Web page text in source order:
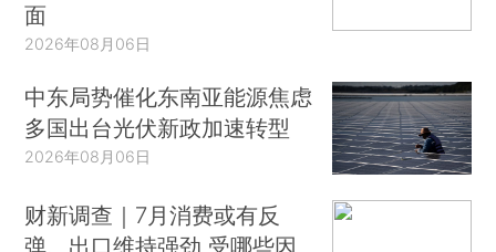
面
2026年08月06日
中东局势催化东南亚能源焦虑
多国出台光伏新政加速转型
2026年08月06日
财新调查｜7月消费或有反
弹、出口维持强劲 受哪些因